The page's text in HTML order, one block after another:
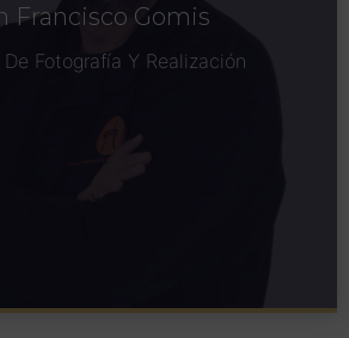
Francisco Gomis
Fotografía Y Realización